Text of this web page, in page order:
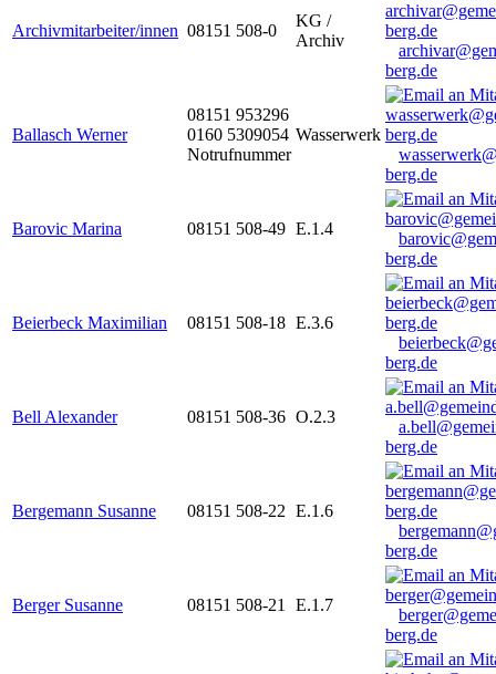
Archivmitarbeiter/innen 08151 508-0
KG /
Archiv
berg.de
Ballasch Werner
08151 953296
0160 5309054
Notrufnummer
Wasserwerk
berg.de
Barovic Marina 08151 508-49 E.1.4
berg.de
Beierbeck Maximilian 08151 508-18 E.3.6
berg.de
Bell Alexander 08151 508-36 O.2.3
berg.de
Bergemann Susanne 08151 508-22 E.1.6
berg.de
Berger Susanne 08151 508-21 E.1.7
berg.de